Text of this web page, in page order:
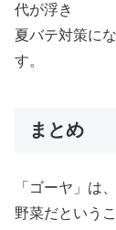
代が浮き
夏バテ対策に
す。
まとめ
「ゴーヤ」は
野菜だという